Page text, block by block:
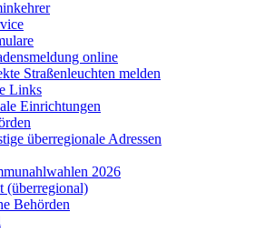
online
Straßenleuchten melden
Links
Einrichtungen
überregionale Adressen
2026
(überregional)
Behörden